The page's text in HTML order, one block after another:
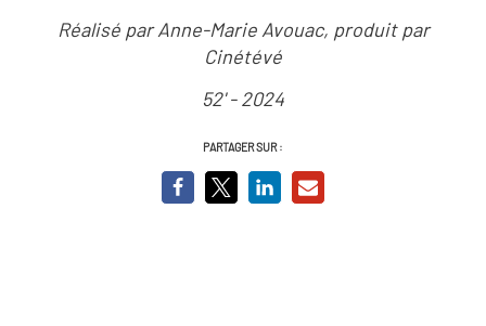
Réalisé par Anne-Marie Avouac, produit par
Cinétévé
52' - 2024
PARTAGER SUR :